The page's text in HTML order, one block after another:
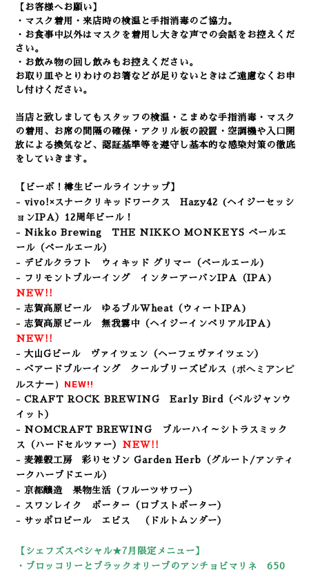
【お客様へお願い】
・マスク着用・来店時の検温と手指消毒のご協力。
・お食事中以外はマスクを着用し大きな声での会話をお控えくだ
さい。
・お飲み物の回し飲みもお控えください。
お取り皿やとりわけのお箸などが足りないときはご遠慮なくお申
し付けください。
当店と致しましてもスタッフの検温・こまめな手指消毒・マスク
の着用、 お席の間隔の確保・アクリル板の設置・空調機や入口開
放による換気など、認証基準等を遵守し基本的な感染対策の徹底
をしていきます。
【ビーボ！樽生ビールラインナップ】
- vivo!×スナークリキッドワークス Hazy42 (ヘイジーセッシ
ョンIPA）12周年ビール！
- Nikko Brewing THE NIKKO MONKEYS ペールエ
ール（ペールエール）
- デビルクラフト ウィキッド グリマー （ペールエール)
- フリモントブルーイング インターアーバンIPA （IPA)
NEW!!
- 志賀高原ビール ゆるブルWheat （ウィートIPA)
- 志賀高原ビール 無我霧中（ヘイジーインペリアルIPA)
NEW!!
- 大山Gビール ヴァイツェン（ヘーフェヴァイツェン）
- ベアードブルーイング クールブリーズピルス
（ボヘミアンピ
ルスナー） NEW!!
- CRAFT ROCK BREWING Early Bird（ベルジャンウ
イット）
- NOMCRAFT BREWING ブルーハイ～シトラスミック
ス
（ハードセルツァー） NEW!!
- 麦雑穀工房 彩りセゾン Garden Herb （グルート/アンティ
ークハーブドエール）
- 京都醸造 果物生活（フルーツサワー）
- スワンレイク ポーター（ロブストポーター）
- サッポロビール エビス （ドルトムンダー）
【シェフズスペシャル★7 月限定メニュー】
・ブロッコリーとブラックオリーブのアンチョビマリネ 650